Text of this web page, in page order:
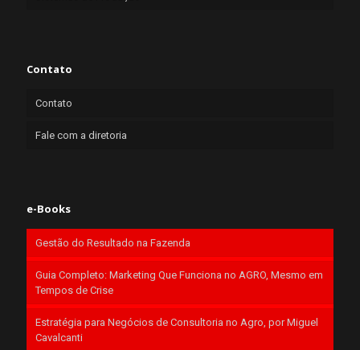
Contato
Contato
Fale com a diretoria
e-Books
Gestão do Resultado na Fazenda
Guia Completo: Marketing Que Funciona no AGRO, Mesmo em
Tempos de Crise
Estratégia para Negócios de Consultoria no Agro, por Miguel
Cavalcanti